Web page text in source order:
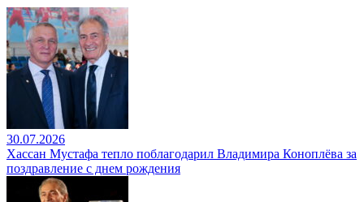
30.07.2026
Хассан Мустафа тепло поблагодарил Владимира Коноплёва за
поздравление с днем рождения